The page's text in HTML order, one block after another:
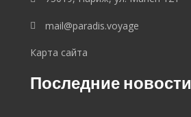
mail@paradis.voyage
Карта сайта
Последние новости